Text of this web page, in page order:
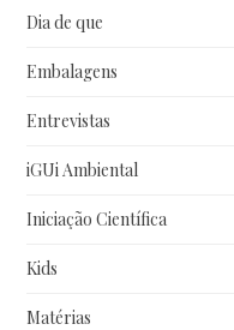
Dia de que
Embalagens
Entrevistas
iGUi Ambiental
Iniciação Científica
Kids
Matérias